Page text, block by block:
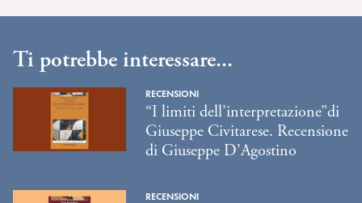
Ti potrebbe interessare...
RECENSIONI
“I limiti dell’interpretazione”di
Giuseppe Civitarese. Recensione
di Giuseppe D’Agostino
RECENSIONI